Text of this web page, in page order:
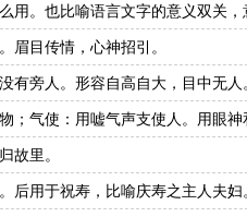
用。也比喻语言文字的意义双关，
眉目传情，心神招引。
有旁人。形容自高自大，目中无人
；气使：用嘘气声支使人。用眼
故里。
后用于祝寿，比喻庆寿之主人夫妇